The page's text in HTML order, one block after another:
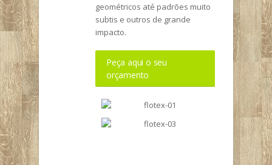
geométricos até padrões muito
subtis e outros de grande
impacto.
Peça aqui o seu
orçamento